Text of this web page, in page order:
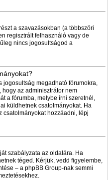
a szavazásokban (a többszöri
regisztrált felhasználó vagy de
nincs jogosultságod a
jogosultság megadható fórumokra,
az adminisztrátor nem
a fórumba, melybe írni szeretnél,
küldhetnek csatolmányokat. Ha
csatolmányokat hozzáadni, lépj
szabályzata az oldalára. Ha
téged. Kérjük, vedd figyelembe,
– a phpBB Group-nak semmi